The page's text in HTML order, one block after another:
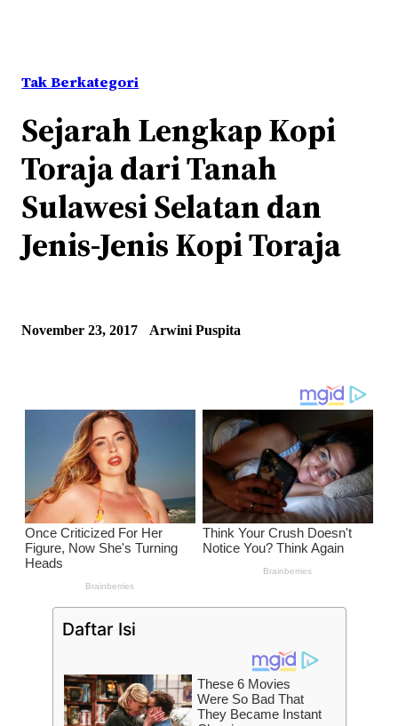
Tak Berkategori
Sejarah Lengkap Kopi
Toraja dari Tanah
Sulawesi Selatan dan
Jenis-Jenis Kopi Toraja
November 23, 2017 Arwini Puspita
Daftar Isi